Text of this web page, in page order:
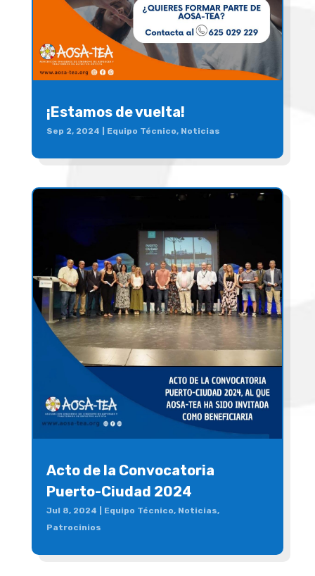
¡Estamos de vuelta!
Sep 2, 2024 Equipo Técnico, Noticias
Acto de la Convocatoria
Puerto-Ciudad 2024
Jul 8, 2024 Equipo Técnico, Noticias,
Patrocinios